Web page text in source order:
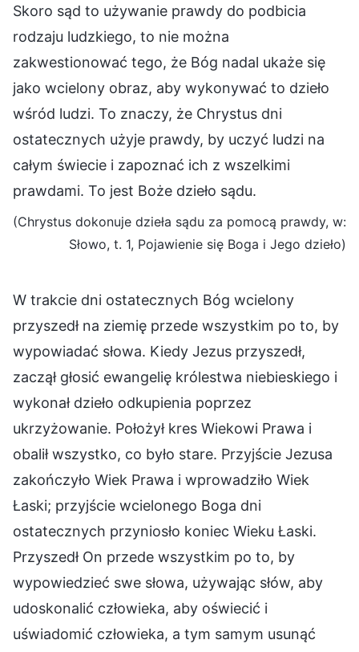
Skoro sąd to używanie prawdy do podbicia
rodzaju ludzkiego, to nie można
zakwestionować tego, że Bóg nadal ukaże się
jako wcielony obraz, aby wykonywać to dzieło
wśród ludzi. To znaczy, że Chrystus dni
ostatecznych użyje prawdy, by uczyć ludzi na
całym świecie i zapoznać ich z wszelkimi
prawdami. To jest Boże dzieło sądu.
(Chrystus dokonuje dzieła sądu za pomocą prawdy, w:
Słowo, t. 1, Pojawienie się Boga i Jego dzieło)
W trakcie dni ostatecznych Bóg wcielony
przyszedł na ziemię przede wszystkim po to, by
wypowiadać słowa. Kiedy Jezus przyszedł,
zaczął głosić ewangelię królestwa niebieskiego i
wykonał dzieło odkupienia poprzez
ukrzyżowanie. Położył kres Wiekowi Prawa i
obalił wszystko, co było stare. Przyjście Jezusa
zakończyło Wiek Prawa i wprowadziło Wiek
Łaski; przyjście wcielonego Boga dni
ostatecznych przyniosło koniec Wieku Łaski.
Przyszedł On przede wszystkim po to, by
wypowiedzieć swe słowa, używając słów, aby
udoskonalić człowieka, aby oświecić i
uświadomić człowieka, a tym samym usunąć